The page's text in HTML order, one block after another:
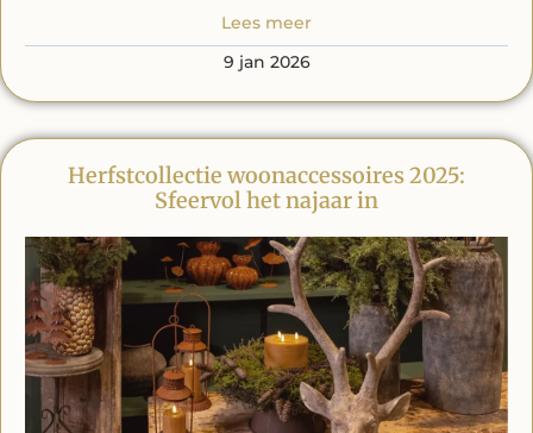
Lees meer
9 jan 2026
Herfstcollectie woonaccessoires 2025:
Sfeervol het najaar in